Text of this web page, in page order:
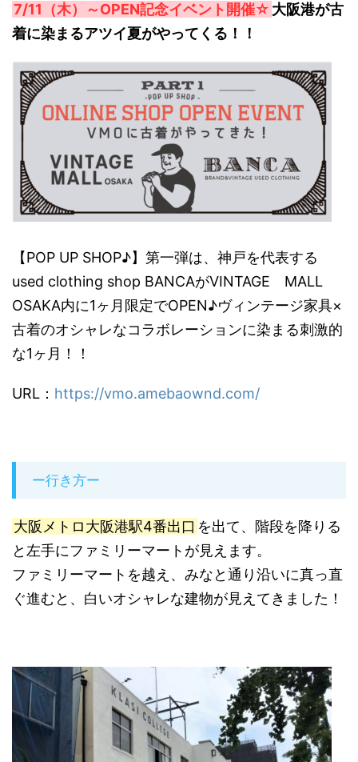
7/11（木）～OPEN記念イベント開催☆ 大阪港が古
着に染まるアツイ夏がやってくる！！
【POP UP SHOP♪】第一弾は、神戸を代表する
used clothing shop BANCAがVINTAGE MALL
OSAKA内に1ヶ月限定でOPEN♪ヴィンテージ家具×
古着のオシャレなコラボレーションに染まる刺激的
な1ヶ月！！
URL： https://vmo.amebaownd.com/
ー行き方ー
大阪メトロ大阪港駅4番出口 を出て、階段を降りる
と左手にファミリーマートが見えます。
ファミリーマートを越え、みなと通り沿いに真っ直
ぐ進むと、白いオシャレな建物が見えてきました！